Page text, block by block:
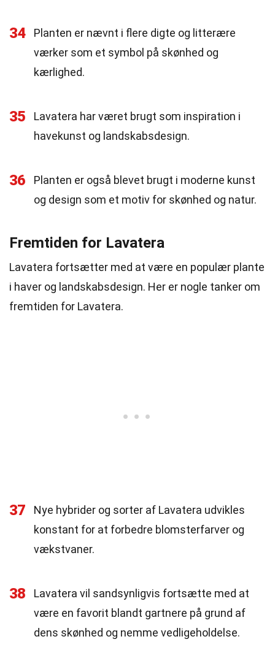
34
Planten er nævnt i flere digte og litterære
værker som et symbol på skønhed og
kærlighed.
35
Lavatera har været brugt som inspiration i
havekunst og landskabsdesign.
36
Planten er også blevet brugt i moderne kunst
og design som et motiv for skønhed og natur.
Fremtiden for Lavatera
Lavatera fortsætter med at være en populær plante
i haver og landskabsdesign. Her er nogle tanker om
fremtiden for Lavatera.
37
Nye hybrider og sorter af Lavatera udvikles
konstant for at forbedre blomsterfarver og
vækstvaner.
38
Lavatera vil sandsynligvis fortsætte med at
være en favorit blandt gartnere på grund af
dens skønhed og nemme vedligeholdelse.